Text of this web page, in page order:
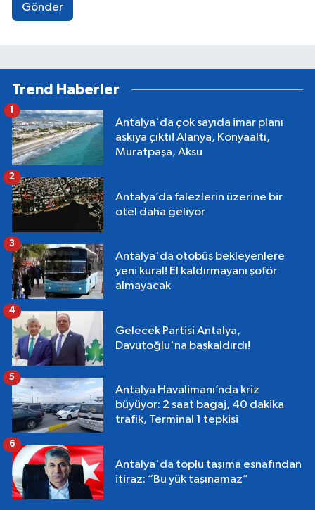
Gönder
Trend Haberler
Antalya'da çok sayıda imar planı
askıya çıktı! Alanya, Konyaaltı,
Muratpaşa, Aksu
1
Antalya’da falezlerin üzerine bir
otel daha geliyor
2
Antalya'da otobüs bekleyenlere
yeni kural! El kaldırmayanı şoför
almayacak
3
Gelecek Partisi Antalya,
Davutoğlu'na başkaldırdı!
4
Antalya Havalimanı’nda kriz
büyüyor: 2 saat bagaj, 40 dakika
trafik, Terminal 1 tepkisi
5
Antalya'da toplu taşıma esnafından
itiraz: “Bu yük taşınamaz”
6